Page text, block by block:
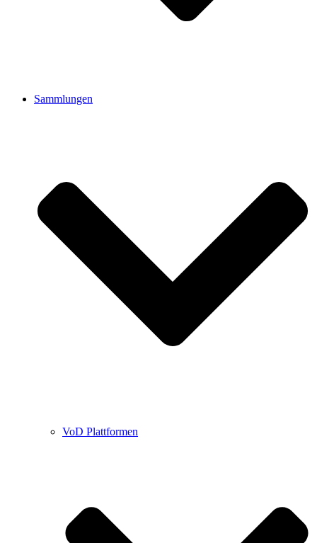
Sammlungen
VoD Plattformen